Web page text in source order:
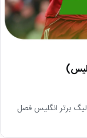
در هفته 30 رقابت های لیگ برتر انگلیس فصل